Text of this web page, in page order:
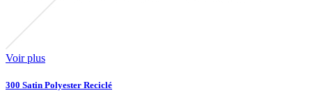
Voir plus
300 Satin Polyester Reciclé